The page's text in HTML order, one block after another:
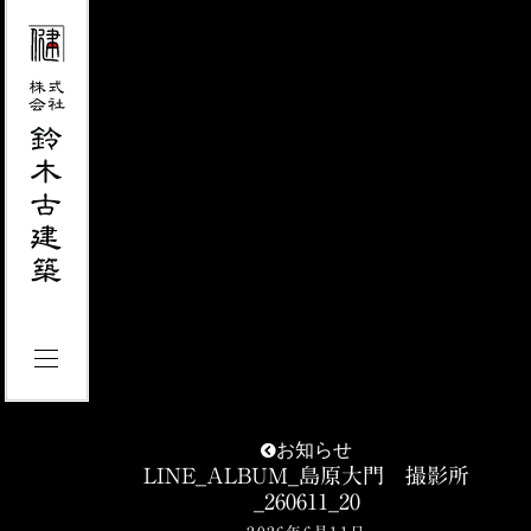
お知らせ
LINE_ALBUM_島原大門 撮影所
_260611_20